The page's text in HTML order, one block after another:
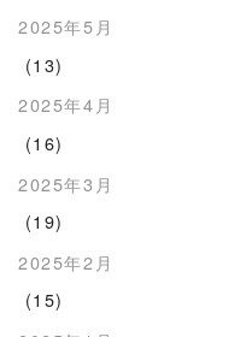
2025年5月
(13)
2025年4月
(16)
2025年3月
(19)
2025年2月
(15)